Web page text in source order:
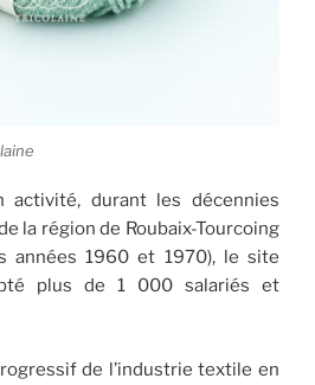
durant les décennies
la région de Roubaix-Tourcoing
années 1960 et 1970), le site
plus de 1 000 salariés et
de l’industrie textile en